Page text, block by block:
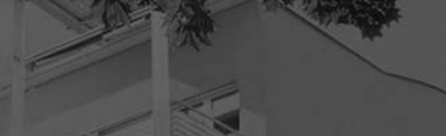
Seit über 30